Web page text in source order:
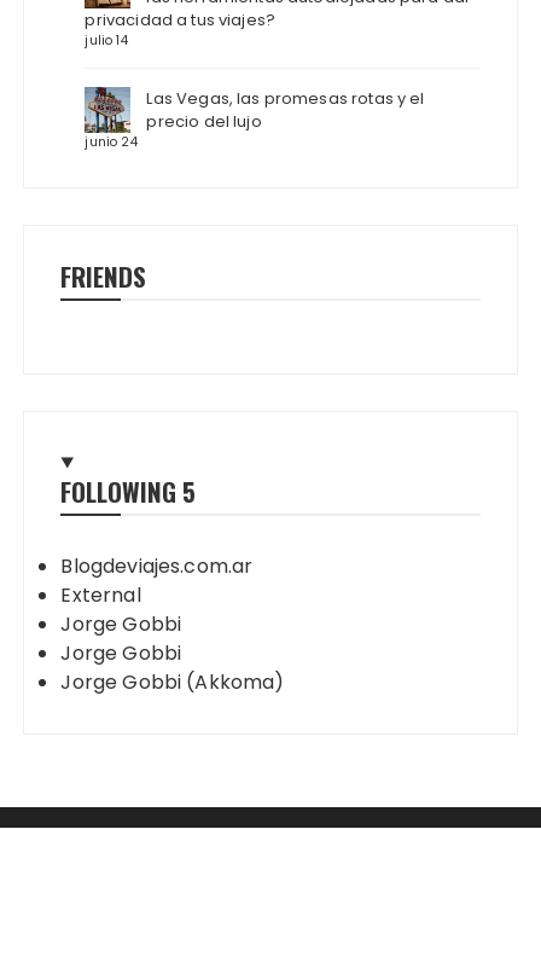
privacidad a tus viajes?
julio 14
Las Vegas, las promesas rotas y el
precio del lujo
junio 24
FRIENDS
FOLLOWING 5
Blogdeviajes.com.ar
External
Jorge Gobbi
Jorge Gobbi
Jorge Gobbi (Akkoma)